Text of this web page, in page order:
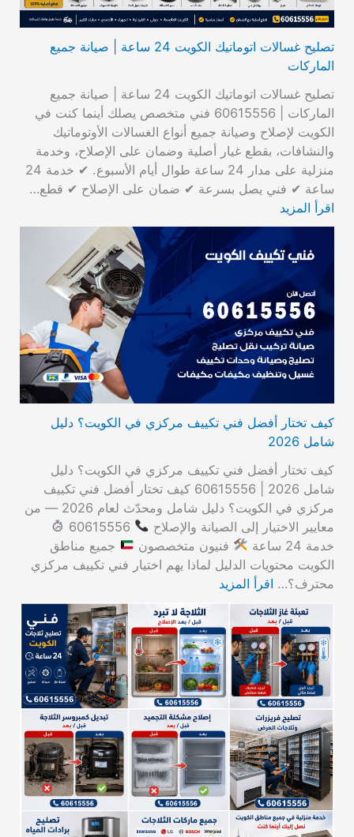
تصليح غسالات اتوماتيك الكويت 24 ساعة | صيانة جميع
الماركات
تصليح غسالات اتوماتيك الكويت 24 ساعة | صيانة جميع
الماركات | 60615556 فني متخصص يصلك أينما كنت في
الكويت لإصلاح وصيانة جميع أنواع الغسالات الأوتوماتيك
والنشافات، بقطع غيار أصلية وضمان على الإصلاح، وخدمة
منزلية على مدار 24 ساعة طوال أيام الأسبوع. ✔ خدمة 24
ساعة ✔ فني يصل بسرعة ✔ ضمان على الإصلاح ✔ قطع…
اقرأ المزيد
كيف تختار أفضل فني تكييف مركزي في الكويت؟ دليل
شامل 2026
كيف تختار أفضل فني تكييف مركزي في الكويت؟ دليل
شامل 2026 | 60615556 كيف تختار أفضل فني تكييف
مركزي في الكويت؟ دليل شامل ومحدّث لعام 2026 — من
معايير الاختيار إلى الصيانة والإصلاح
خدمة 24 ساعة
فنيون متخصصون
جميع مناطق
الكويت محتويات الدليل لماذا يهم اختيار فني تكييف مركزي
محترف؟… اقرأ المزيد